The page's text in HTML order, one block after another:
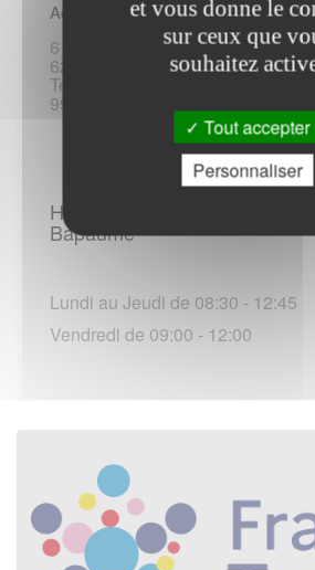
Adresse :
6 rue de Douai
62450 Bapaume
Tel :3949 / +33 17 78 63 949 /
995
Horaires d'ouverture - France
Bapaume
Lundi au Jeudi de 08:30 - 12:45
Vendredi de 09:00 - 12:00
et vous donne le
sur ceux que
souhaitez
Tout accepter
Personnaliser